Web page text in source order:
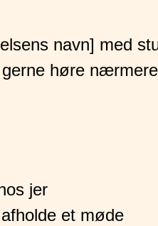
navn] med
høre
jer
et møde